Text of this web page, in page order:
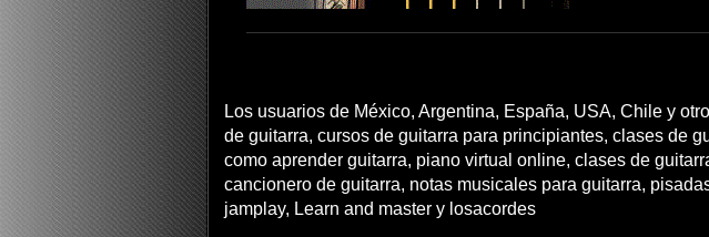
Los usuarios de México, Argentina, España, USA, Chile y
de guitarra, cursos de guitarra para principiantes, clases de
como aprender guitarra, piano virtual online, clases de
cancionero de guitarra, notas musicales para guitarra,
jamplay, Learn and master y losacordes